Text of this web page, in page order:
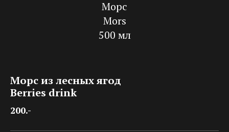
Морс
Mors
500 мл
Морс из лесных ягод
Berries drink
200.-